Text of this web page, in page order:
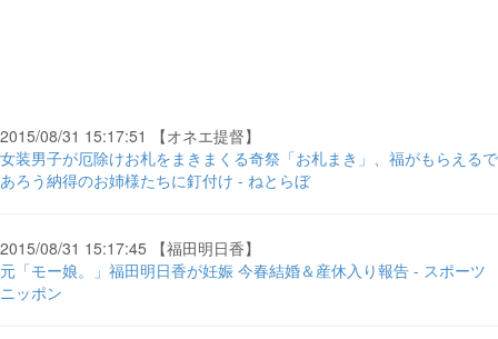
2015/08/31 15:17:51 【オネエ提督】
女装男子が厄除けお札をまきまくる奇祭「お札まき」、福がもらえるで
あろう納得のお姉様たちに釘付け - ねとらぼ
2015/08/31 15:17:45 【福田明日香】
元「モー娘。」福田明日香が妊娠 今春結婚＆産休入り報告 - スポーツ
ニッポン